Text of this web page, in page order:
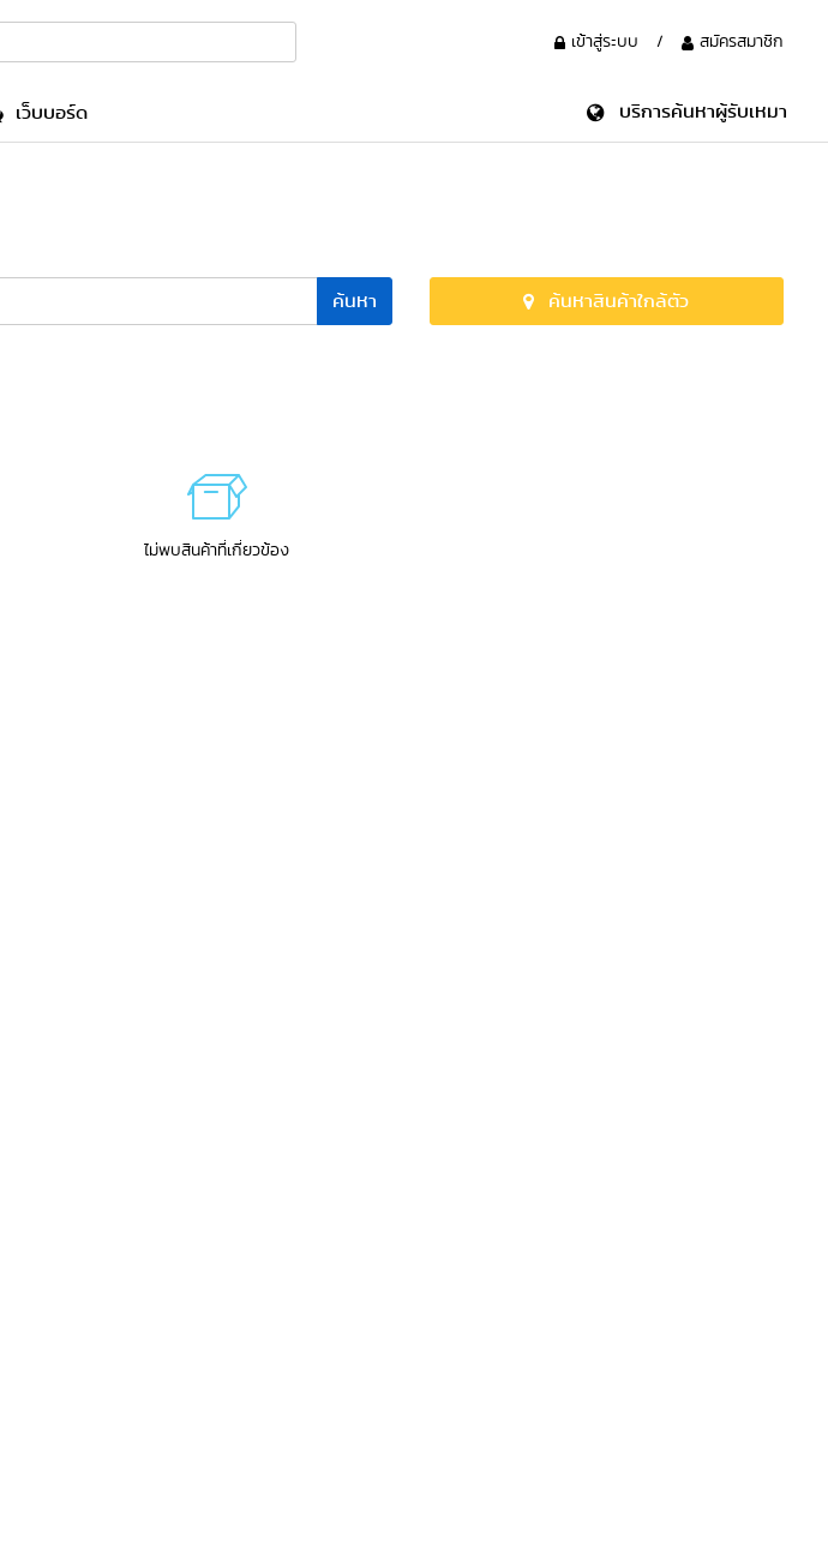
เข้าสู่ระบบ / สมัครสมาชิก
เว็บบอร์ด บริการค้นหาผู้รับเหมา
ค้นหา ค้นหาสินค้าใกล้ตัว
ไม่พบสินค้าที่เกี่ยวข้อง